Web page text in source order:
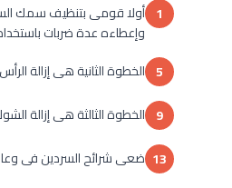
1 أولا قومى بتنظيف سمك
وإعطاءه عدة ضربات
5 الخطوة الثانية هى إزالة
9 الخطوة الثالثة هى إزالة
13 ضعى شرائح السردين فى